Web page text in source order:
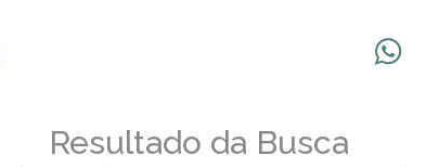
Resultado da Busca